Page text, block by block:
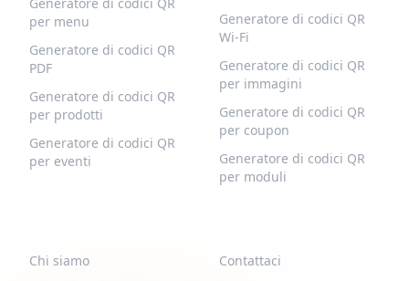
per menu
Generatore di codici QR
PDF
Generatore di codici QR
per prodotti
Generatore di codici QR
per eventi
Generatore di codici QR
Wi-Fi
Generatore di codici QR
per immagini
Generatore di codici QR
per coupon
Generatore di codici QR
per moduli
Chi siamo Contattaci